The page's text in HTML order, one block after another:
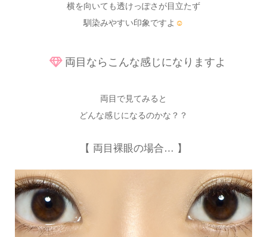
横を向いても透けっぽさが目立たず
馴染みやすい印象ですよ ☺
両目ならこんな感じになりますよ
両目で見てみると
どんな感じになるのかな？？
【 両目裸眼の場合… 】